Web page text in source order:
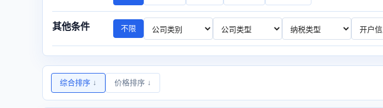
其他条件 不限
综合排序 ↓ 价格排序 ↓